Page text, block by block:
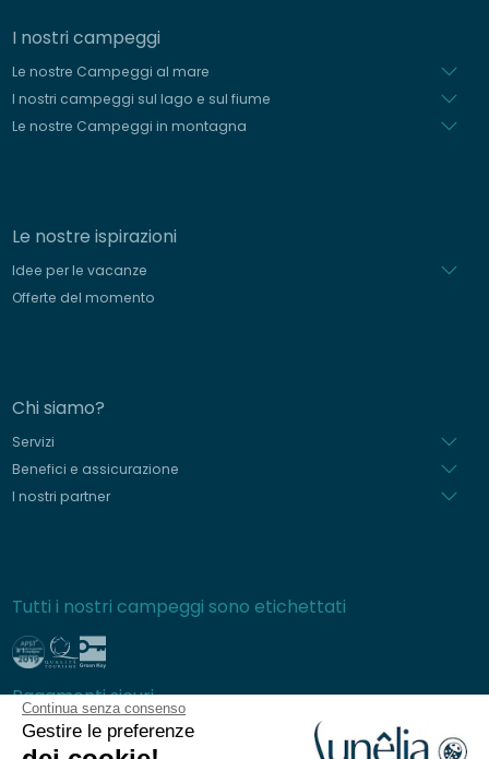
Continua senza consenso
Gestire le preferenze
I nostri campeggi
Le nostre Campeggi al mare
I nostri campeggi sul lago e sul fiume
Le nostre Campeggi in montagna
Le nostre ispirazioni
Idee per le vacanze
Offerte del momento
Chi siamo?
Servizi
Benefici e assicurazione
I nostri partner
Tutti i nostri campeggi sono etichettati
Pagamenti sicuri